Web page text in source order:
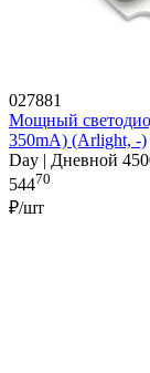
027881
Мощный
350mA) (Arlight, -)
Day | Дневной
54470
₽/шт